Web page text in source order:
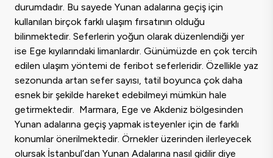
durumdadır. Bu sayede Yunan adalarına geçiş için
kullanılan birçok farklı ulaşım fırsatının olduğu
bilinmektedir. Seferlerin yoğun olarak düzenlendiği yer
ise Ege kıyılarındaki limanlardır. Günümüzde en çok tercih
edilen ulaşım yöntemi de feribot seferleridir. Özellikle yaz
sezonunda artan sefer sayısı, tatil boyunca çok daha
esnek bir şekilde hareket edebilmeyi mümkün hale
getirmektedir. Marmara, Ege ve Akdeniz bölgesinden
Yunan adalarına geçiş yapmak isteyenler için de farklı
konumlar önerilmektedir. Örnekler üzerinden ilerleyecek
olursak İstanbul’dan Yunan Adalarına nasıl gidilir diye